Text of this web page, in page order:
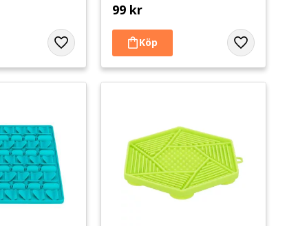
Lägg till i favoriter
99 kr
Lägg till i